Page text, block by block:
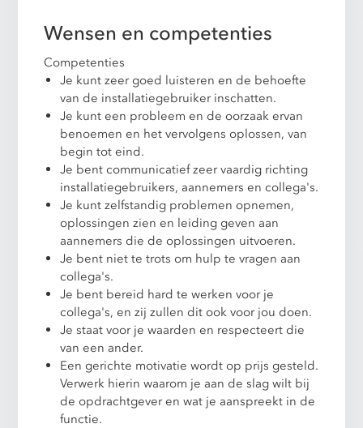
Wensen en competenties
Competenties
Je kunt zeer goed luisteren en de behoefte
van de installatiegebruiker inschatten.
Je kunt een probleem en de oorzaak ervan
benoemen en het vervolgens oplossen, van
begin tot eind.
Je bent communicatief zeer vaardig richting
installatiegebruikers, aannemers en collega's.
Je kunt zelfstandig problemen opnemen,
oplossingen zien en leiding geven aan
aannemers die de oplossingen uitvoeren.
Je bent niet te trots om hulp te vragen aan
collega's.
Je bent bereid hard te werken voor je
collega's, en zij zullen dit ook voor jou doen.
Je staat voor je waarden en respecteert die
van een ander.
Een gerichte motivatie wordt op prijs gesteld.
Verwerk hierin waarom je aan de slag wilt bij
de opdrachtgever en wat je aanspreekt in de
functie.